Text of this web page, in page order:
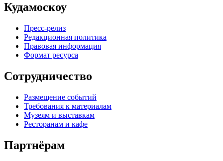
Кудамоскоу
Пресс-релиз
Редакционная политика
Правовая информация
Формат ресурса
Сотрудничество
Размещение событий
Требования к материалам
Музеям и выставкам
Ресторанам и кафе
Партнёрам